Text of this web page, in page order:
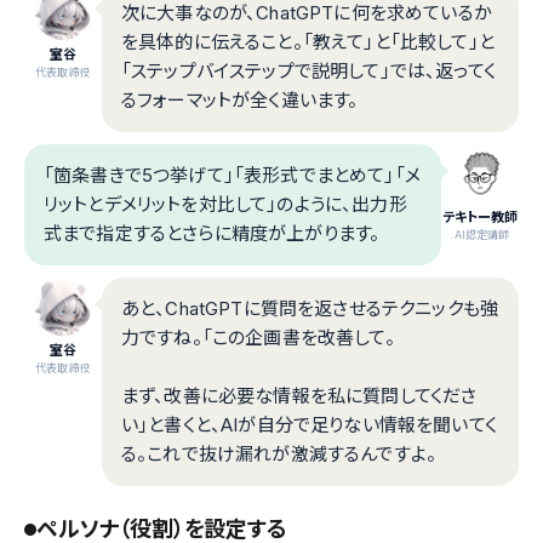
室谷
代表取締役
次に大事なのが、ChatGPTに何を求めているか
を具体的に伝えること。「教えて」と「比較して」と
「ステップバイステップで説明して」では、返ってく
るフォーマットが全く違います。
テキトー教師
.AI認定講師
「箇条書きで5つ挙げて」「表形式でまとめて」「メ
リットとデメリットを対比して」のように、出力形
式まで指定するとさらに精度が上がります。
室谷
代表取締役
あと、ChatGPTに質問を返させるテクニックも強
力ですね。「この企画書を改善して。
まず、改善に必要な情報を私に質問してくださ
い」と書くと、AIが自分で足りない情報を聞いてく
る。これで抜け漏れが激減するんですよ。
ペルソナ（役割）を設定する